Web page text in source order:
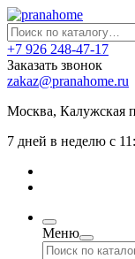
+7 926 248-47-17
Заказать звонок
zakaz@pranahome.ru
Москва, Калужская
7 дней в неделю с
Меню